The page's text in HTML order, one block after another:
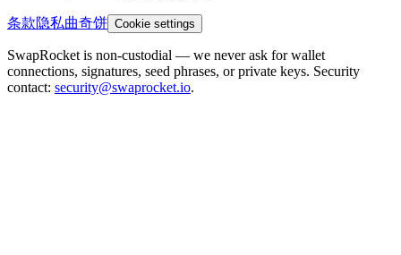
条款隐私曲奇饼 Cookie settings
SwapRocket is non-custodial — we never ask for wallet
connections, signatures, seed phrases, or private keys. Security
contact: security@swaprocket.io.